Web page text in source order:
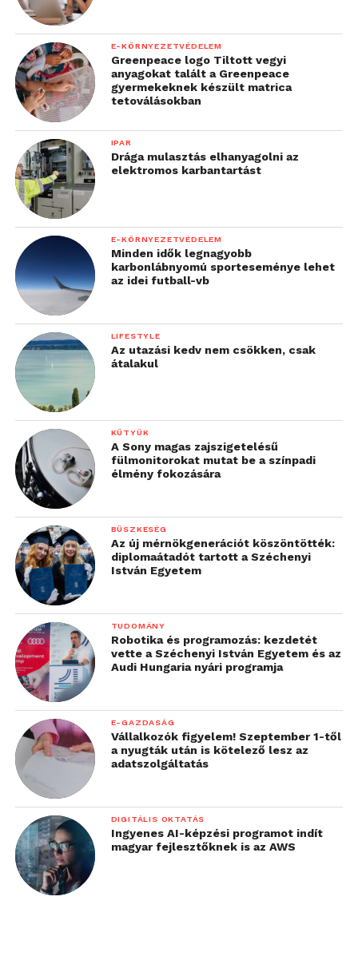
E-KÖRNYEZETVÉDELEM
Greenpeace logo Tiltott vegyi
anyagokat talált a Greenpeace
gyermekeknek készült matrica
tetoválásokban
IPAR
Drága mulasztás elhanyagolni az
elektromos karbantartást
E-KÖRNYEZETVÉDELEM
Minden idők legnagyobb
karbonlábnyomú sporteseménye lehet
az idei futball-vb
LIFESTYLE
Az utazási kedv nem csökken, csak
átalakul
KÜTYÜK
A Sony magas zajszigetelésű
fülmonitorokat mutat be a színpadi
élmény fokozására
BÜSZKESÉG
Az új mérnökgenerációt köszöntötték:
diplomaátadót tartott a Széchenyi
István Egyetem
TUDOMÁNY
Robotika és programozás: kezdetét
vette a Széchenyi István Egyetem és az
Audi Hungaria nyári programja
E-GAZDASÁG
Vállalkozók figyelem! Szeptember 1-től
a nyugták után is kötelező lesz az
adatszolgáltatás
DIGITÁLIS OKTATÁS
Ingyenes AI-képzési programot indít
magyar fejlesztőknek is az AWS